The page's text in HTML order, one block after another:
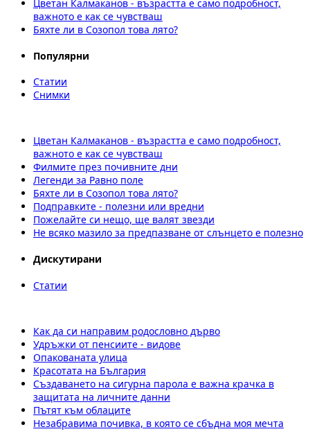
Цветан Калмаканов - възрастта е само подробност,
важното е как се чувстваш
Бяхте ли в Созопол това лято?
Популярни
Статии
Снимки
Цветан Калмаканов - възрастта е само подробност,
важното е как се чувстваш
Филмите през почивните дни
Легенди за Равно поле
Бяхте ли в Созопол това лято?
Подправките - полезни или вредни
Пожелайте си нещо, ще валят звезди
Не всяко мазило за предпазване от слънцето е полезно
Дискутирани
Статии
Как да си направим родословно дърво
Удръжки от пенсиите - видове
Опакованата улица
Красотата на България
Създаването на сигурна парола е важна крачка в
защитата на личните данни
Пътят към облаците
Незабравима почивка, в която се сбъдна моя мечта